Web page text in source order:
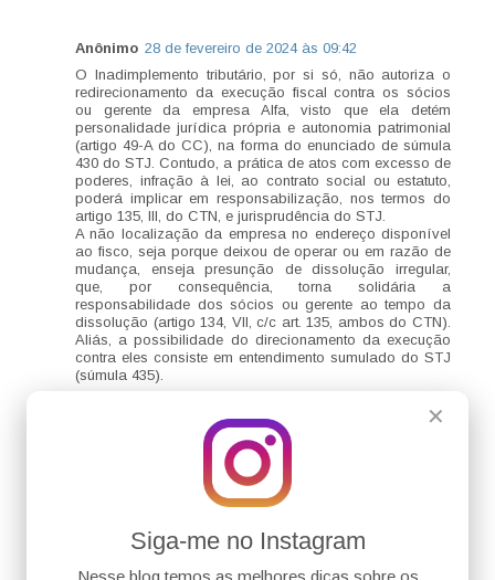
✕
Siga-me no Instagram
Nesse blog temos as melhores dicas sobre os
Anônimo 28 de fevereiro de 2024 às 09:42
O Inadimplemento tributário, por si só, não autoriza o
redirecionamento da execução fiscal contra os sócios
ou gerente da empresa Alfa, visto que ela detém
personalidade jurídica própria e autonomia patrimonial
(artigo 49-A do CC), na forma do enunciado de súmula
430 do STJ. Contudo, a prática de atos com excesso de
poderes, infração à lei, ao contrato social ou estatuto,
poderá implicar em responsabilização, nos termos do
artigo 135, III, do CTN, e jurisprudência do STJ.
A não localização da empresa no endereço disponível
ao fisco, seja porque deixou de operar ou em razão de
mudança, enseja presunção de dissolução irregular,
que, por consequência, torna solidária a
responsabilidade dos sócios ou gerente ao tempo da
dissolução (artigo 134, VII, c/c art. 135, ambos do CTN).
Aliás, a possibilidade do direcionamento da execução
contra eles consiste em entendimento sumulado do STJ
(súmula 435).
28 de fevereiro de 2024 às 10:09
A Súmula 430 do STJ afirma que o inadimplemento
tributário não tem o condão de, por si só, permitir o
Isso porque a obrigação tributária tem sujeito passivo
determinado em lei (art. 121, CTN) e não há que estender
essa responsabilidade a pessoa diversa, exceto por